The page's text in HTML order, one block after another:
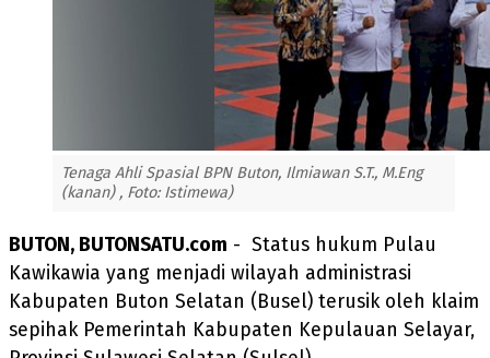
Tenaga Ahli Spasial BPN Buton, Ilmiawan S.T., M.Eng
(kanan) , Foto: Istimewa)
BUTON, BUTONSATU.com - Status hukum Pulau
Kawikawia yang menjadi wilayah administrasi
Kabupaten Buton Selatan (Busel) terusik oleh klaim
sepihak Pemerintah Kabupaten Kepulauan Selayar,